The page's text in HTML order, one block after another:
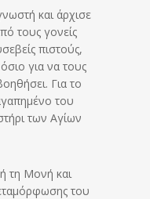
και άρχισε
τους γονείς
πιστούς,
για να τους
Για το
του
των Αγίων
τη Μονή και
του